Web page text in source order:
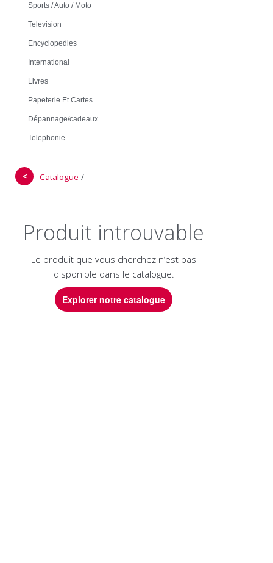
Sports / Auto / Moto
Television
Encyclopedies
International
Livres
Papeterie Et Cartes
Dépannage/cadeaux
Telephonie
＜ Catalogue /
Produit introuvable
Le produit que vous cherchez n’est pas
disponible dans le catalogue.
Explorer notre catalogue